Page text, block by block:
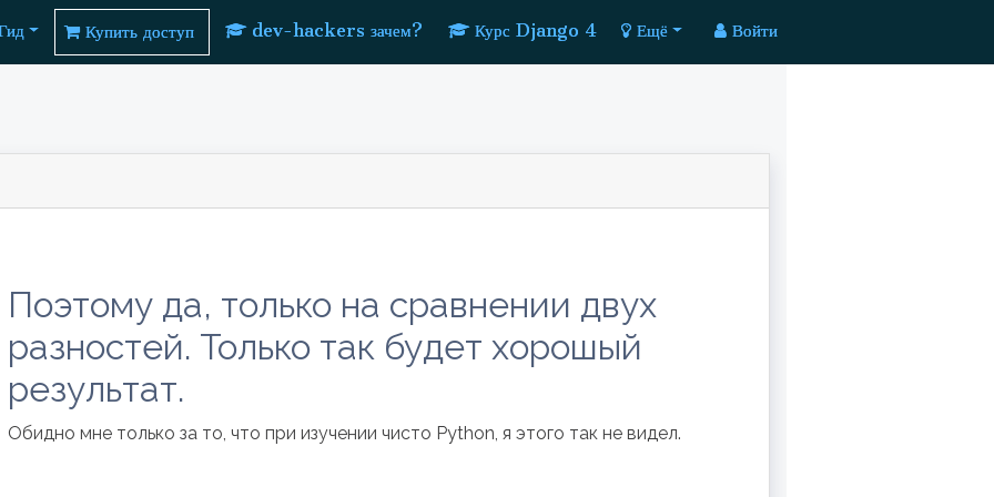
Купить доступ dev-hackers зачем? Курс Django 4 Ещё Войти
Поэтому да, только на сравнении двух
разностей. Только так будет хорошый
результат.
Обидно мне только за то, что при изучении чисто Python, я этого так не видел.